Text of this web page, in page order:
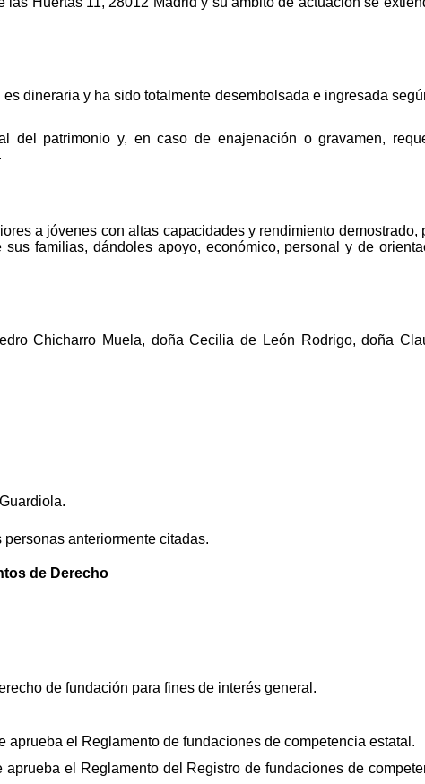
dineraria y ha sido totalmente desembolsada e ingresada
del patrimonio y, en caso de enajenación o gravamen,
a jóvenes con altas capacidades y rendimiento demostrado,
familias, dándoles apoyo, económico, personal y de
Chicharro Muela, doña Cecilia de León Rodrigo, doña
anteriormente citadas.
de Derecho
de fundación para fines de interés general.
el Reglamento de fundaciones de competencia estatal.
el Reglamento del Registro de fundaciones de